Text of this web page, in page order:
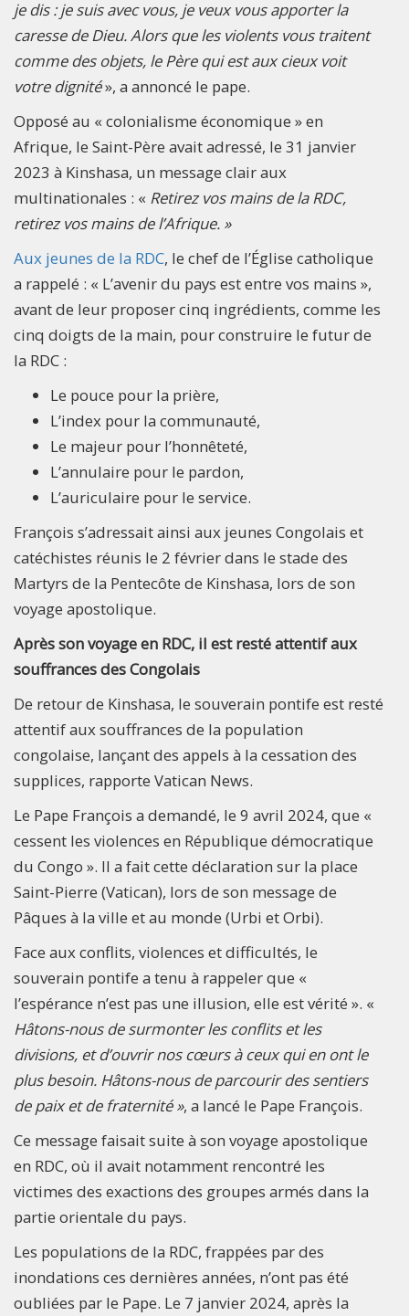
je dis : je suis avec vous, je veux vous apporter la
caresse de Dieu. Alors que les violents vous traitent
comme des objets, le Père qui est aux cieux voit
votre dignité», a annoncé le pape.
Opposé au « colonialisme économique » en
Afrique, le Saint-Père avait adressé, le 31 janvier
2023 à Kinshasa, un message clair aux
multinationales : « Retirez vos mains de la RDC,
retirez vos mains de l’Afrique. »
Aux jeunes de la RDC, le chef de l’Église catholique
a rappelé : « L’avenir du pays est entre vos mains »,
avant de leur proposer cinq ingrédients, comme les
cinq doigts de la main, pour construire le futur de
la RDC :
Le pouce pour la prière,
L’index pour la communauté,
Le majeur pour l’honnêteté,
L’annulaire pour le pardon,
L’auriculaire pour le service.
François s’adressait ainsi aux jeunes Congolais et
catéchistes réunis le 2 février dans le stade des
Martyrs de la Pentecôte de Kinshasa, lors de son
voyage apostolique.
Après son voyage en RDC, il est resté attentif aux
souffrances des Congolais
De retour de Kinshasa, le souverain pontife est resté
attentif aux souffrances de la population
congolaise, lançant des appels à la cessation des
supplices, rapporte Vatican News.
Le Pape François a demandé, le 9 avril 2024, que «
cessent les violences en République démocratique
du Congo ». Il a fait cette déclaration sur la place
Saint-Pierre (Vatican), lors de son message de
Pâques à la ville et au monde (Urbi et Orbi).
Face aux conflits, violences et difficultés, le
souverain pontife a tenu à rappeler que «
l’espérance n’est pas une illusion, elle est vérité ». «
Hâtons-nous de surmonter les conflits et les
divisions, et d’ouvrir nos cœurs à ceux qui en ont le
plus besoin. Hâtons-nous de parcourir des sentiers
de paix et de fraternité », a lancé le Pape François.
Ce message faisait suite à son voyage apostolique
en RDC, où il avait notamment rencontré les
victimes des exactions des groupes armés dans la
partie orientale du pays.
Les populations de la RDC, frappées par des
inondations ces dernières années, n’ont pas été
oubliées par le Pape. Le 7 janvier 2024, après la